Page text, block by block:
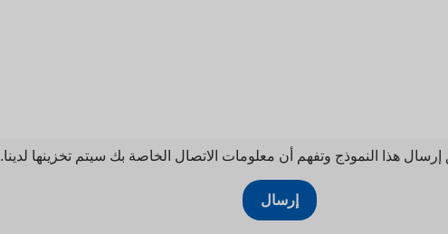
هذا النموذج وتفهم أن معلومات الاتصال الخاصة بك سيتم تخزينها لدينا.
إرسال